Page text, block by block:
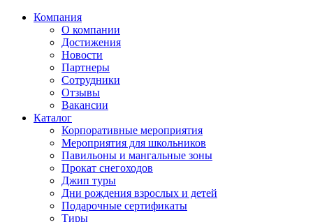
Компания
О компании
Достижения
Новости
Партнеры
Сотрудники
Отзывы
Вакансии
Каталог
Корпоративные мероприятия
Мероприятия для школьников
Павильоны и мангальные зоны
Прокат снегоходов
Джип туры
Дни рождения взрослых и детей
Подарочные сертификаты
Тиры